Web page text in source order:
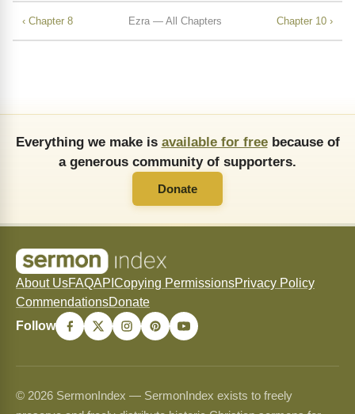
‹ Chapter 8 Ezra — All Chapters Chapter 10 ›
Everything we make is available for freebecause of
a generous community of supporters.
Donate
About UsFAQAPI Copying PermissionsPrivacy Policy
CommendationsDonate
Follow
© 2026 SermonIndex — SermonIndex exists to freely